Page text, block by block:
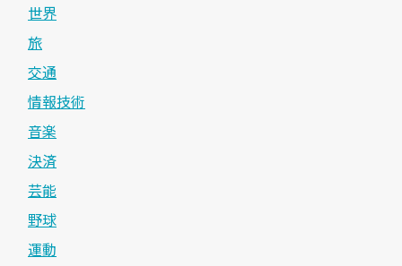
世界
旅
交通
情報技術
音楽
決済
芸能
野球
運動